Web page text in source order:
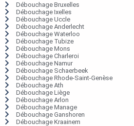
Débouchage Bruxelles
Débouchage Ixelles
Débouchage Uccle
Débouchage Anderlecht
Débouchage Waterloo
Débouchage Tubize
Débouchage Mons
Débouchage Charleroi
Débouchage Namur
Débouchage Schaerbeek
Débouchage Rhode-Saint-Genèse
Débouchage Ath
Débouchage Liège
Débouchage Arlon
Débouchage Manage
Débouchage Ganshoren
Débouchage Kraainem